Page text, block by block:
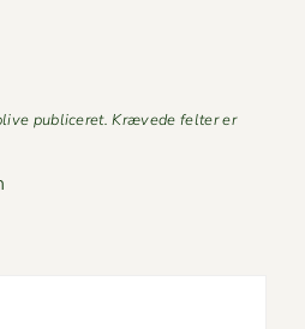
publiceret. Krævede felter er